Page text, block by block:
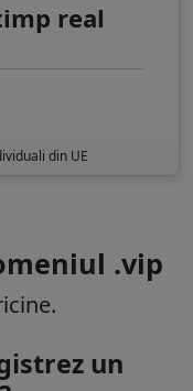
real
din UE
.vip
un